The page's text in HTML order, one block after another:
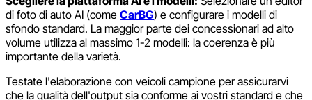
di foto di auto AI (come CarBG) e configurare i modelli di
sfondo standard. La maggior parte dei concessionari ad alto
volume utilizza al massimo 1-2 modelli: la coerenza è più
importante della varietà.
Testate l'elaborazione con veicoli campione per assicurarvi
che la qualità dell'output sia conforme ai vostri standard e che